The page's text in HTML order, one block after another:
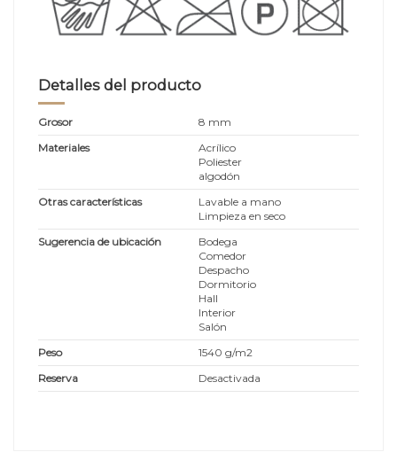
Detalles del producto
Grosor
8 mm
Materiales
Acrílico
Poliester
algodón
Otras características
Lavable a mano
Limpieza en seco
Sugerencia de ubicación
Bodega
Comedor
Despacho
Dormitorio
Hall
Interior
Salón
Peso
1540 g/m2
Reserva
Desactivada